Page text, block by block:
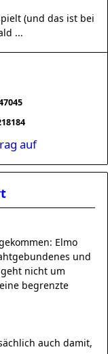
(und das ist bei
...
auf
Elmo
und
nicht um
begrenzte
auch damit,